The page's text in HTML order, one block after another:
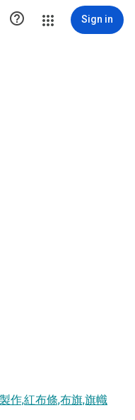
 Sign in
作,紅布條,布旗,旗幟